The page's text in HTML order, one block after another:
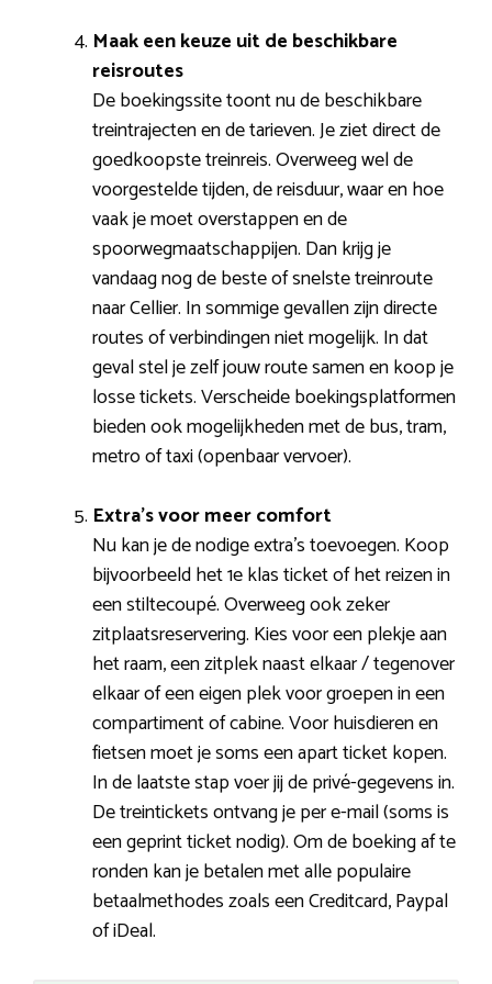
Maak een keuze uit de beschikbare
reisroutes
De boekingssite toont nu de beschikbare
treintrajecten en de tarieven. Je ziet direct de
goedkoopste treinreis. Overweeg wel de
voorgestelde tijden, de reisduur, waar en hoe
vaak je moet overstappen en de
spoorwegmaatschappijen. Dan krijg je
vandaag nog de beste of snelste treinroute
naar Cellier. In sommige gevallen zijn directe
routes of verbindingen niet mogelijk. In dat
geval stel je zelf jouw route samen en koop je
losse tickets. Verscheide boekingsplatformen
bieden ook mogelijkheden met de bus, tram,
metro of taxi (openbaar vervoer).
Extra’s voor meer comfort
Nu kan je de nodige extra’s toevoegen. Koop
bijvoorbeeld het 1e klas ticket of het reizen in
een stiltecoupé. Overweeg ook zeker
zitplaatsreservering. Kies voor een plekje aan
het raam, een zitplek naast elkaar / tegenover
elkaar of een eigen plek voor groepen in een
compartiment of cabine. Voor huisdieren en
fietsen moet je soms een apart ticket kopen.
In de laatste stap voer jij de privé-gegevens in.
De treintickets ontvang je per e-mail (soms is
een geprint ticket nodig). Om de boeking af te
ronden kan je betalen met alle populaire
betaalmethodes zoals een Creditcard, Paypal
of iDeal.